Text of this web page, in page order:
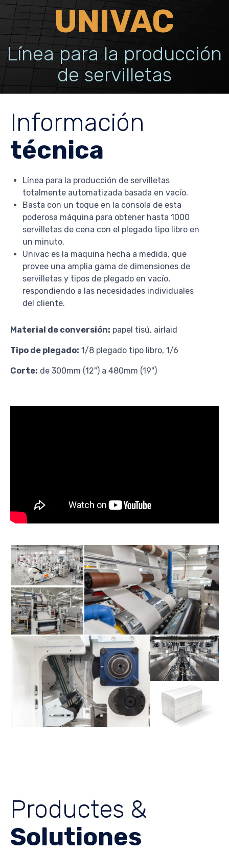
Línea para la producción
de servilletas
UNIVAC
Información
técnica
Línea para la producción de servilletas
totalmente automatizada basada en vacío.
Basta con un toque en la consola de esta
poderosa máquina para obtener hasta 1000
servilletas de cena con el plegado tipo libro en
un minuto.
Univac es la maquina hecha a medida, que
provee una amplia gama de dimensiones de
servilletas y tipos de plegado en vacío,
respondiendo a las necesidades individuales
del cliente.
Material de conversión: papel tisú, airlaid
Tipo de plegado: 1/8 plegado tipo libro, 1/6
Corte: de 300mm (12") a 480mm (19")
Productes &
Solutiones